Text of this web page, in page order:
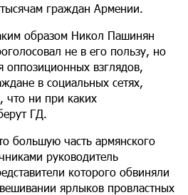
граждан Армении.
образом Никол Пашинян
не в его пользу, но
оппозиционных взглядов,
в социальных сетях,
что ни при каких
ГД.
большую часть армянского
руководитель
которого обвиняли
ярлыков провластных